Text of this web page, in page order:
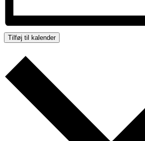
Tilføj til kalender